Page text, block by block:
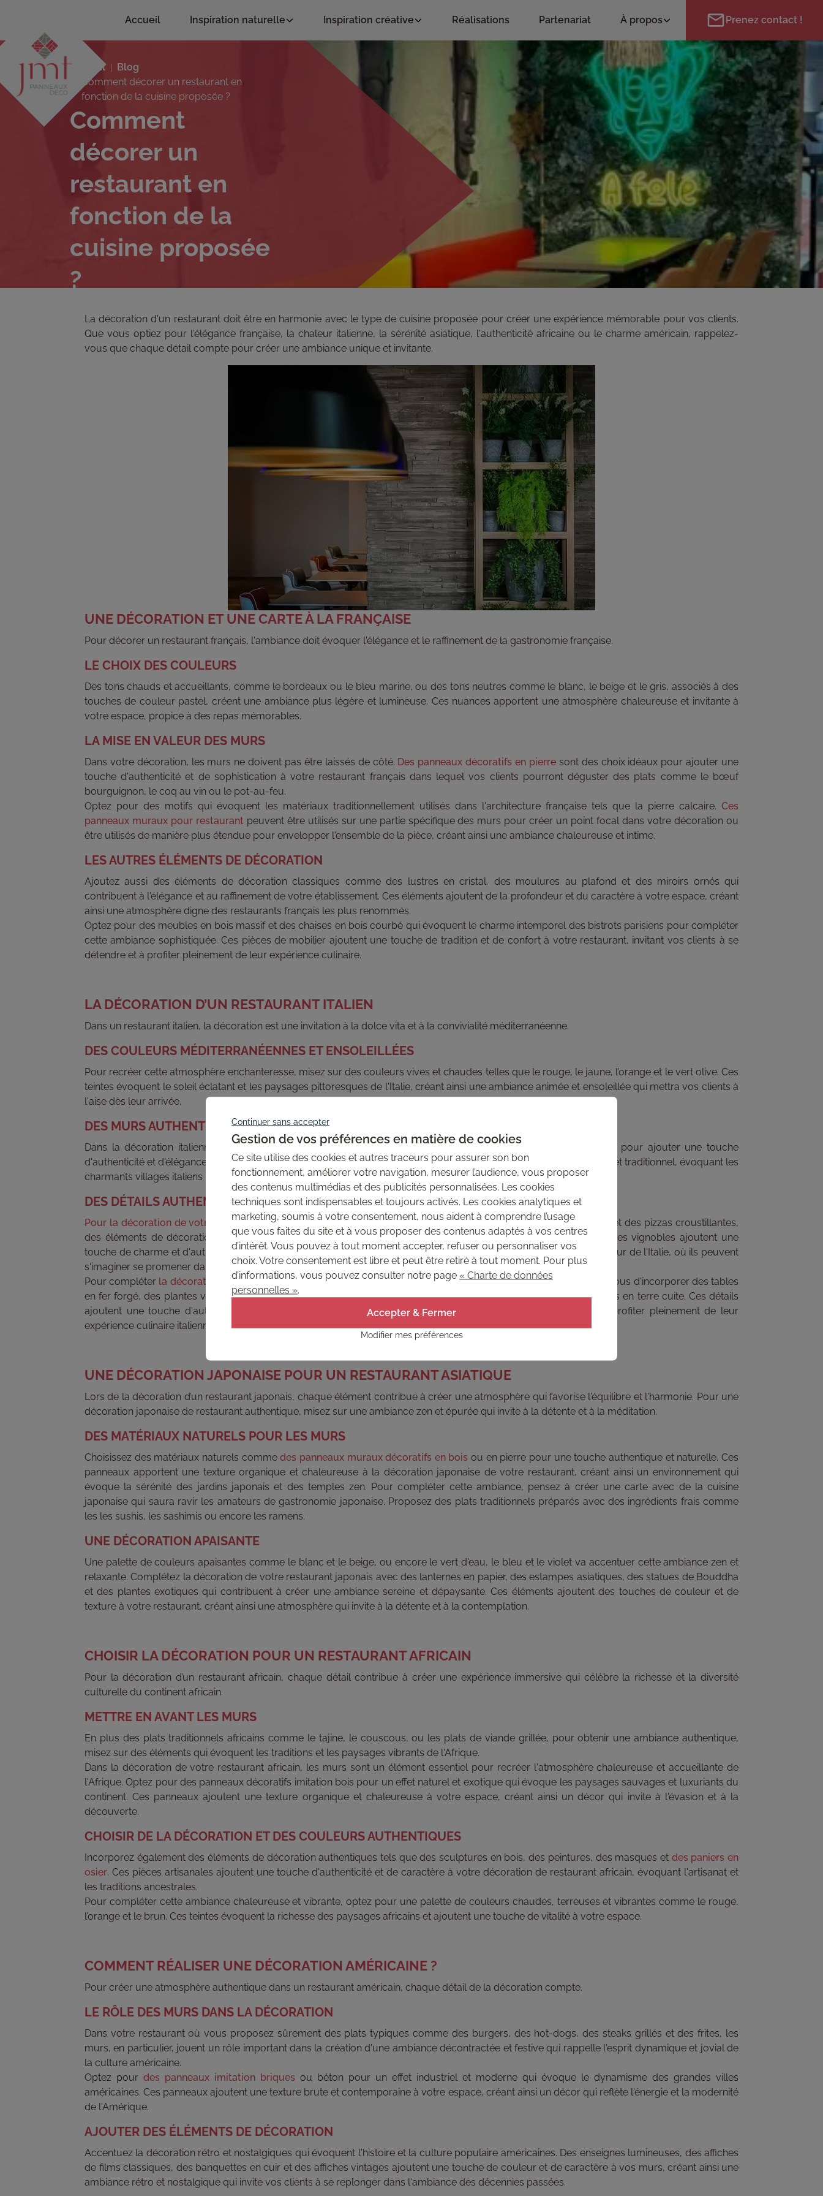
Accueil Inspiration naturelle Inspiration créative Réalisations Partenariat À propos Prenez contact !
Accueil
Blog
Comment décorer un restaurant en
fonction de la cuisine proposée ?
Comment
décorer un
restaurant en
fonction de la
cuisine proposée
?
La décoration d'un restaurant doit être en harmonie avec le type de cuisine proposée pour créer une expérience mémorable pour vos clients.
Que vous optiez pour l'élégance française, la chaleur italienne, la sérénité asiatique, l'authenticité africaine ou le charme américain, rappelez-
vous que chaque détail compte pour créer une ambiance unique et invitante.
UNE DÉCORATION ET UNE CARTE À LA FRANÇAISE
Pour décorer un restaurant français, l'ambiance doit évoquer l'élégance et le raffinement de la gastronomie française.
LE CHOIX DES COULEURS
Des tons chauds et accueillants, comme le bordeaux ou le bleu marine, ou des tons neutres comme le blanc, le beige et le gris, associés à des
touches de couleur pastel, créent une ambiance plus légère et lumineuse. Ces nuances apportent une atmosphère chaleureuse et invitante à
votre espace, propice à des repas mémorables.
LA MISE EN VALEUR DES MURS
Dans votre décoration, les murs ne doivent pas être laissés de côté. Des panneaux décoratifs en pierresont des choix idéaux pour ajouter une
touche d'authenticité et de sophistication à votre restaurant français dans lequel vos clients pourront déguster des plats comme le bœuf
bourguignon, le coq au vin ou le pot-au-feu.
Optez pour des motifs qui évoquent les matériaux traditionnellement utilisés dans l'architecture française tels que la pierre calcaire. Ces
panneaux muraux pour restaurant peuvent être utilisés sur une partie spécifique des murs pour créer un point focal dans votre décoration ou
être utilisés de manière plus étendue pour envelopper l'ensemble de la pièce, créant ainsi une ambiance chaleureuse et intime.
LES AUTRES ÉLÉMENTS DE DÉCORATION
Ajoutez aussi des éléments de décoration classiques comme des lustres en cristal, des moulures au plafond et des miroirs ornés qui
contribuent à l'élégance et au raffinement de votre établissement. Ces éléments ajoutent de la profondeur et du caractère à votre espace, créant
ainsi une atmosphère digne des restaurants français les plus renommés.
Optez pour des meubles en bois massif et des chaises en bois courbé qui évoquent le charme intemporel des bistrots parisiens pour compléter
cette ambiance sophistiquée. Ces pièces de mobilier ajoutent une touche de tradition et de confort à votre restaurant, invitant vos clients à se
détendre et à profiter pleinement de leur expérience culinaire.
LA DÉCORATION D’UN RESTAURANT ITALIEN
Dans un restaurant italien, la décoration est une invitation à la dolce vita et à la convivialité méditerranéenne.
DES COULEURS MÉDITERRANÉENNES ET ENSOLEILLÉES
Pour recréer cette atmosphère enchanteresse, misez sur des couleurs vives et chaudes telles que le rouge, le jaune, l’orange et le vert olive. Ces
teintes évoquent le soleil éclatant et les paysages pittoresques de l'Italie, créant ainsi une ambiance animée et ensoleillée qui mettra vos clients à
l'aise dès leur arrivée.
DES MURS AUTHENTIQUES
Dans la décoration italienne de votre restaurant, optez pourdes panneaux décoratifs imitation béton
ou pierre pour ajouter une touche
d'authenticité et d'élégance à votre espace. Ces panneaux peuvent être utilisés pour créer un décor de style rustique et traditionnel, évoquant les
charmants villages italiens nichés au cœur des collines verdoyantes.
DES DÉTAILS AUTHENTIQUES
Pour la décoration de votre restaurantitalien dans lequel vous pouvez servir des plats tels que des pâtes fraîches et des pizzas croustillantes,
des éléments de décoration tels que des fresques murales représentant des paysages italiens pittoresques ou des vignobles ajoutent une
touche de charme et d'authenticité à votre restaurant. Ces œuvres d'art murales transportent vos clients en plein cœur de l'Italie, où ils peuvent
s'imaginer se promener dans les ruelles étroites et les places animées des villes italiennes.
Pour compléter la décoration italienne de votre restaurantet cette ambiance chaleureuse et authentique, assurez-vous d'incorporer des tables
en fer forgé, des plantes vertes et des éléments de design traditionnels tels que des nappes à carreaux et des jarres en terre cuite. Ces détails
ajoutent une touche d'authenticité et de convivialité à votre restaurant, invitant vos clients à se détendre et à profiter pleinement de leur
expérience culinaire italienne.
UNE DÉCORATION JAPONAISE POUR UN RESTAURANT ASIATIQUE
Lors de la décoration d’un restaurant japonais, chaque élément contribue à créer une atmosphère qui favorise l'équilibre et l'harmonie. Pour une
décoration japonaise de restaurant authentique, misez sur une ambiance zen et épurée qui invite à la détente et à la méditation.
DES MATÉRIAUX NATURELS POUR LES MURS
Choisissez des matériaux naturels commedes panneaux muraux décoratifs en bois ou en pierre pour une touche authentique et naturelle. Ces
panneaux apportent une texture organique et chaleureuse à la décoration japonaise de votre restaurant, créant ainsi un environnement qui
évoque la sérénité des jardins japonais et des temples zen. Pour compléter cette ambiance, pensez à créer une carte avec de la cuisine
japonaise qui saura ravir les amateurs de gastronomie japonaise. Proposez des plats traditionnels préparés avec des ingrédients frais comme
les les sushis, les sashimis ou encore les ramens.
UNE DÉCORATION APAISANTE
Une palette de couleurs apaisantes comme le blanc et le beige, ou encore le vert d'eau, le bleu et le violet va accentuer cette ambiance zen et
relaxante. Complétez la décoration de votre restaurant japonais avec des lanternes en papier, des estampes asiatiques, des statues de Bouddha
et des plantes exotiques qui contribuent à créer une ambiance sereine et dépaysante. Ces éléments ajoutent des touches de couleur et de
texture à votre restaurant, créant ainsi une atmosphère qui invite à la détente et à la contemplation.
CHOISIR LA DÉCORATION POUR UN RESTAURANT AFRICAIN
Pour la décoration d’un restaurant africain, chaque détail contribue à créer une expérience immersive qui célèbre la richesse et la diversité
culturelle du continent africain.
METTRE EN AVANT LES MURS
En plus des plats traditionnels africains comme le tajine, le couscous, ou les plats de viande grillée, pour obtenir une ambiance authentique,
misez sur des éléments qui évoquent les traditions et les paysages vibrants de l'Afrique.
Dans la décoration de votre restaurant africain, les murs sont un élément essentiel pour recréer l'atmosphère chaleureuse et accueillante de
l'Afrique. Optez pour des panneaux décoratifs imitation bois pour un effet naturel et exotique qui évoque les paysages sauvages et luxuriants du
continent. Ces panneaux ajoutent une texture organique et chaleureuse à votre espace, créant ainsi un décor qui invite à l'évasion et à la
découverte.
CHOISIR DE LA DÉCORATION ET DES COULEURS AUTHENTIQUES
Incorporez également des éléments de décoration authentiques tels que des sculptures en bois, des peintures, des masques et des paniers en
osier. Ces pièces artisanales ajoutent une touche d'authenticité et de caractère à votre décoration de restaurant africain, évoquant l'artisanat et
les traditions ancestrales.
Pour compléter cette ambiance chaleureuse et vibrante, optez pour une palette de couleurs chaudes, terreuses et vibrantes comme le rouge,
l’orange et le brun. Ces teintes évoquent la richesse des paysages africains et ajoutent une touche de vitalité à votre espace.
COMMENT RÉALISER UNE DÉCORATION AMÉRICAINE ?
Pour créer une atmosphère authentique dans un restaurant américain, chaque détail de la décoration compte.
LE RÔLE DES MURS DANS LA DÉCORATION
Dans votre restaurant où vous proposez sûrement des plats typiques comme des burgers, des hot-dogs, des steaks grillés et des frites, les
murs, en particulier, jouent un rôle important dans la création d'une ambiance décontractée et festive qui rappelle l'esprit dynamique et jovial de
la culture américaine.
Optez pour des panneaux imitation briques ou béton pour un effet industriel et moderne qui évoque le dynamisme des grandes villes
américaines. Ces panneaux ajoutent une texture brute et contemporaine à votre espace, créant ainsi un décor qui reflète l'énergie et la modernité
de l'Amérique.
AJOUTER DES ÉLÉMENTS DE DÉCORATION
Accentuez la décoration rétro et nostalgiques qui évoquent l'histoire et la culture populaire américaines. Des enseignes lumineuses, des affiches
de films classiques, des banquettes en cuir et des affiches vintages ajoutent une touche de couleur et de caractère à vos murs, créant ainsi une
ambiance rétro et nostalgique qui invite vos clients à se replonger dans l'ambiance des décennies passées.
Continuer sans accepter
Gestion de vos préférences en matière de cookies
Ce site utilise des cookies et autres traceurs pour assurer son bon
fonctionnement, améliorer votre navigation, mesurer l’audience, vous proposer
des contenus multimédias et des publicités personnalisées. Les cookies
techniques sont indispensables et toujours activés. Les cookies analytiques et
marketing, soumis à votre consentement, nous aident à comprendre l’usage
que vous faites du site et à vous proposer des contenus adaptés à vos centres
d’intérêt. Vous pouvez à tout moment accepter, refuser ou personnaliser vos
choix. Votre consentement est libre et peut être retiré à tout moment. Pour plus
d’informations, vous pouvez consulter notre page « Charte de données
personnelles ».
Accepter & Fermer
Modifier mes préférences